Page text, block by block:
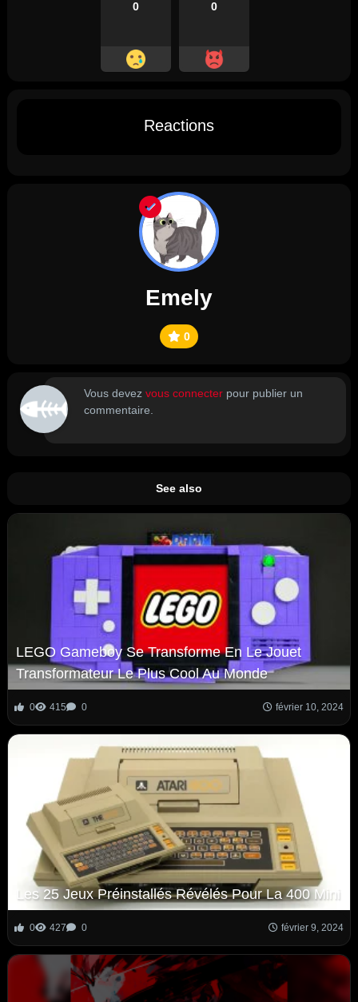
0 0
Reactions
Emely
0
Vous devez vous connecterpour publier un
commentaire.
See also
LEGO Gameboy Se Transforme En Le Jouet
Transformateur Le Plus Cool Au Monde
0 415 0 février 10, 2024
Les 25 Jeux Préinstallés Révélés Pour La 400 Mini
0 427 0 février 9, 2024